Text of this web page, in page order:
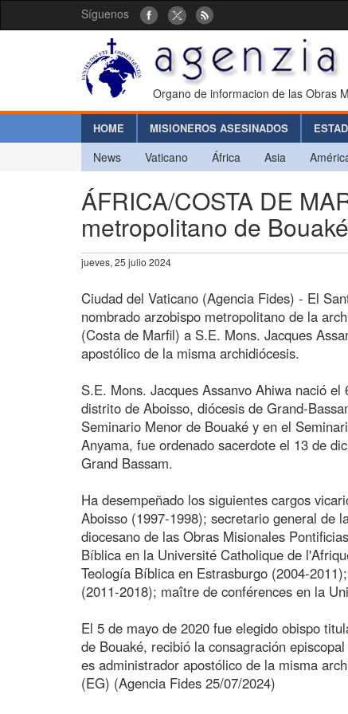
Síguenos
Organo de informacion de las Obras
HOME MISIONEROS ASESINADOS
News Vaticano África Asia
ÁFRICA/COSTA DE
metropolitano de Bouaké
jueves, 25 julio 2024
Ciudad del Vaticano (Agencia Fides) - El
nombrado arzobispo metropolitano de la
(Costa de Marfil) a S.E. Mons. Jacques
apostólico de la misma archidiócesis.
S.E. Mons. Jacques Assanvo Ahiwa nació
distrito de Aboisso, diócesis de Grand-
Seminario Menor de Bouaké y en el
Anyama, fue ordenado sacerdote el 13 de
Grand Bassam.
Ha desempeñado los siguientes cargos
Aboisso (1997-1998); secretario general de
diocesano de las Obras Misionales
Bíblica en la Université Catholique de
Teología Bíblica en Estrasburgo (2004-
(2011-2018); maître de conférences en la
El 5 de mayo de 2020 fue elegido obispo
de Bouaké, recibió la consagración
es administrador apostólico de la misma
(EG) (Agencia Fides 25/07/2024)